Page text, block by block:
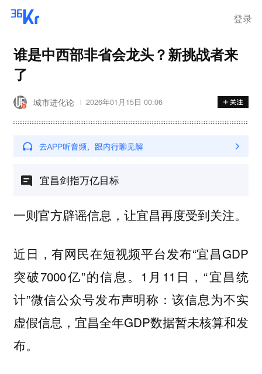
登录
谁是中西部非省会龙头？新挑战者来
了
城市进化论 2026年01月15日 00:06
宜昌剑指万亿目标
一则官方辟谣信息，让宜昌再度受到关注。
近日，有网民在短视频平台发布“宜昌GDP
突破7000亿”的信息。1月11日，“宜昌统
计”微信公众号发布声明称：该信息为不实
虚假信息，宜昌全年GDP数据暂未核算和发
布。